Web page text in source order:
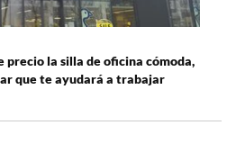
precio la silla de oficina cómoda,
que te ayudará a trabajar